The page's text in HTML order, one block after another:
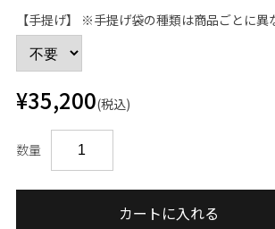
【手提げ】 ※手提げ袋の種類は商品ごとに異
¥35,200(税込)
数量
カートに入れる